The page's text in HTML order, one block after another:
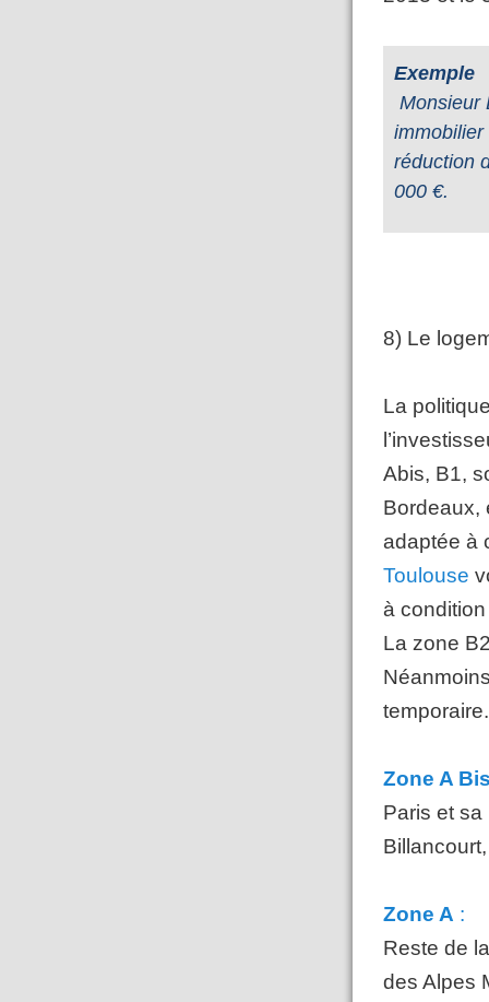
Exemple
Monsieur
immobilier
réduction
000 €.
8) Le
La
Abis, B1,
Bordeaux,
adaptée à
Toulouse
à
La zone
Zone A
Paris et
Zone A :
Reste de
des Alpes